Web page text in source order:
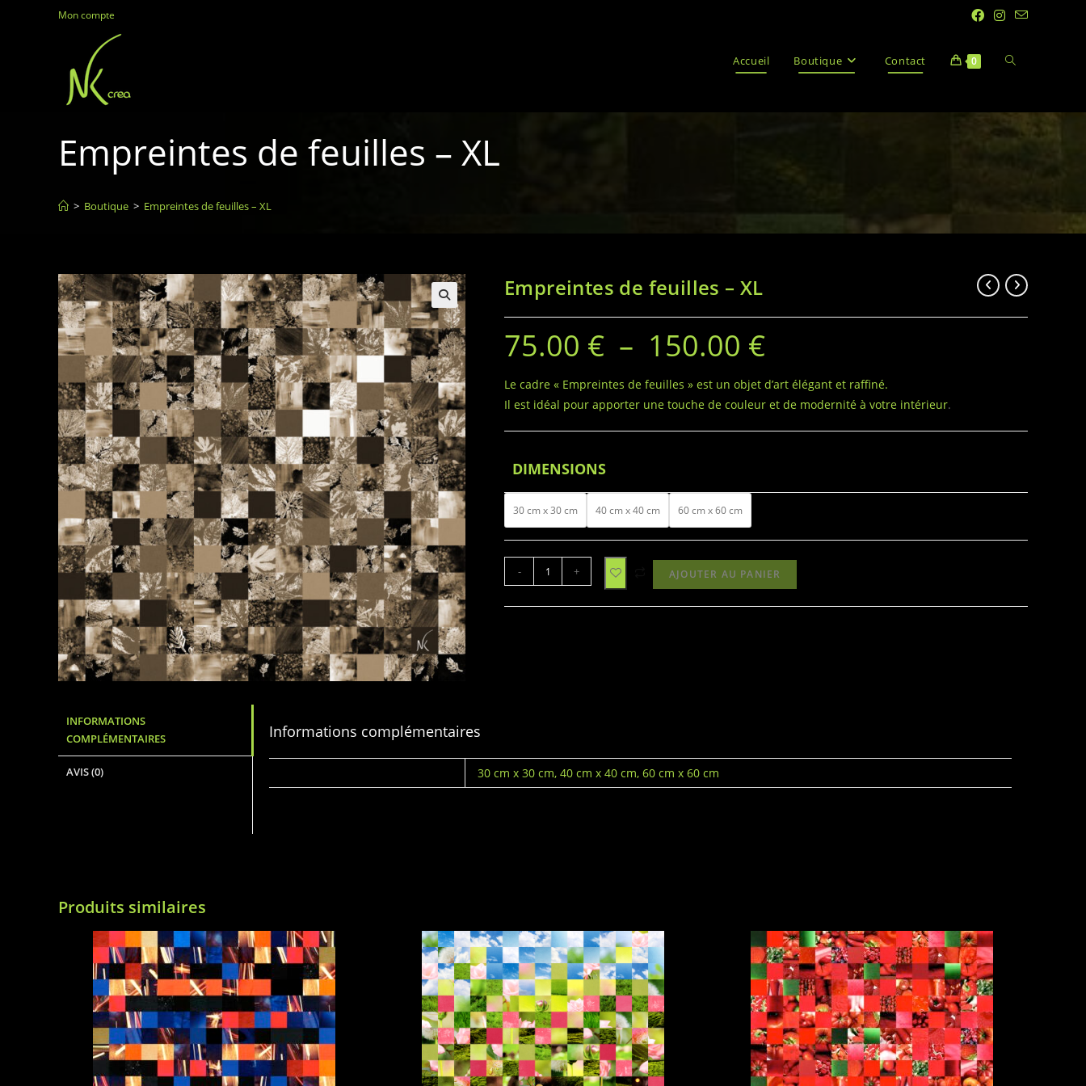
Mon compte
Accueil Boutique Contact 0
Empreintes de feuilles – XL
> Boutique > Empreintes de feuilles – XL
Empreintes de feuilles – XL
75.00 € – 150.00 €
Le cadre « Empreintes de feuilles » est un objet d’art élégant et raffiné.
Il est idéal pour apporter une touche de couleur et de modernité à votre intérieur.
DIMENSIONS
30 cm x 30 cm 40 cm x 40 cm 60 cm x 60 cm
- + AJOUTER AU PANIER
INFORMATIONS
COMPLÉMENTAIRES
AVIS (0)
Informations complémentaires
30 cm x 30 cm, 40 cm x 40 cm, 60 cm x 60 cm
Produits similaires